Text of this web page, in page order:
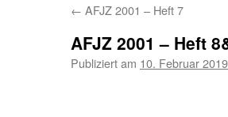
← AFJZ 2001 – Heft 7
AFJZ 2001 – Heft
Publiziert am 10. Februar 2019